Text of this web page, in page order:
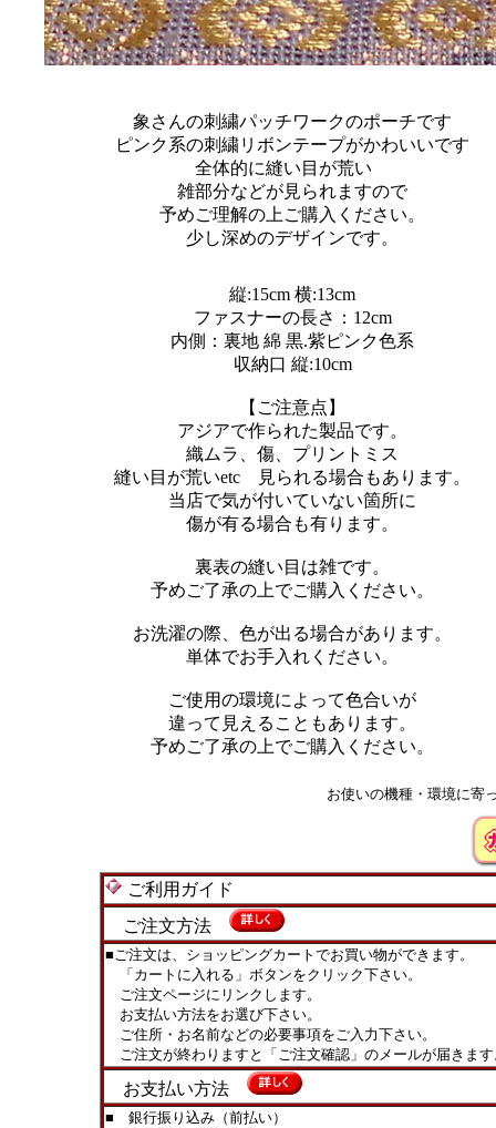
象さんの刺繍パッチワークのポーチです
ピンク系の刺繍リボンテープがかわいいです
全体的に縫い目が荒い
雑部分などが見られますので
予めご理解の上ご購入ください。
少し深めのデザインです。
縦:15cm 横:13cm
ファスナーの長さ：12cm
内側：裏地 綿 黒.紫ピンク色系
収納口 縦:10cm
【ご注意点】
アジアで作られた製品です。
織ムラ、傷、プリントミス
縫い目が荒いetc 見られる場合もあります。
当店で気が付いていない箇所に
傷が有る場合も有ります。
裏表の縫い目は雑です。
予めご了承の上でご購入ください。
お洗濯の際、色が出る場合があります。
単体でお手入れください。
ご使用の環境によって色合いが
違って見えることもあります。
予めご了承の上でご購入ください。
お使いの機種・環境に寄
ご利用ガイド
ご注文方法
■ご注文は、ショッピングカートでお買い物ができます。
「カートに入れる」ボタンをクリック下さい。
ご注文ページにリンクします。
お支払い方法をお選び下さい。
ご住所・お名前などの必要事項をご入力下さい。
ご注文が終わりますと「ご注文確認」のメールが届きま
お支払い方法
■ 銀行振り込み（前払い）